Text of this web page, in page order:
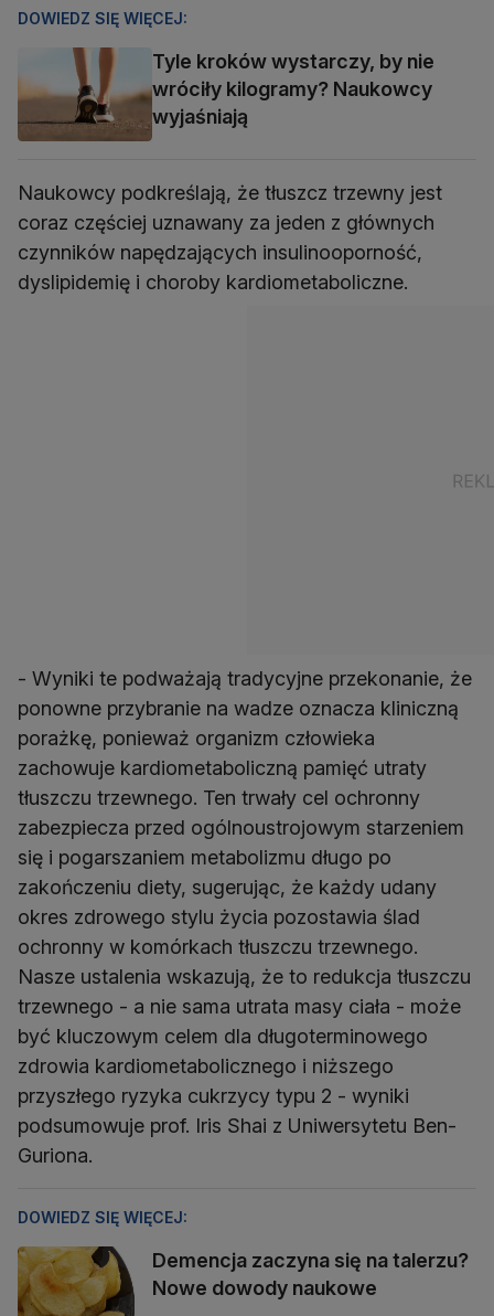
DOWIEDZ SIĘ WIĘCEJ:
Tyle kroków wystarczy, by nie
wróciły kilogramy? Naukowcy
wyjaśniają
Naukowcy podkreślają, że tłuszcz trzewny jest
coraz częściej uznawany za jeden z głównych
czynników napędzających insulinooporność,
dyslipidemię i choroby kardiometaboliczne.
- Wyniki te podważają tradycyjne przekonanie, że
ponowne przybranie na wadze oznacza kliniczną
porażkę, ponieważ organizm człowieka
zachowuje kardiometaboliczną pamięć utraty
tłuszczu trzewnego. Ten trwały cel ochronny
zabezpiecza przed ogólnoustrojowym starzeniem
się i pogarszaniem metabolizmu długo po
zakończeniu diety, sugerując, że każdy udany
okres zdrowego stylu życia pozostawia ślad
ochronny w komórkach tłuszczu trzewnego.
Nasze ustalenia wskazują, że to redukcja tłuszczu
trzewnego - a nie sama utrata masy ciała - może
być kluczowym celem dla długoterminowego
zdrowia kardiometabolicznego i niższego
przyszłego ryzyka cukrzycy typu 2 - wyniki
podsumowuje prof. Iris Shai z Uniwersytetu Ben-
Guriona.
DOWIEDZ SIĘ WIĘCEJ:
Demencja zaczyna się na talerzu?
Nowe dowody naukowe